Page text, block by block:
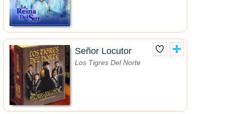
Señor Locutor
Los Tigres Del Norte